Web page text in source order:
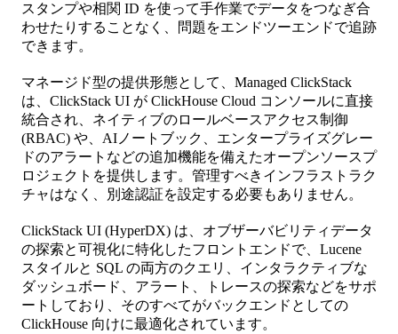
スタンプや相関 ID を使って手作業でデータをつなぎ合
わせたりすることなく、問題をエンドツーエンドで追跡
できます。
マネージド型の提供形態として、Managed ClickStack
は、ClickStack UI が ClickHouse Cloud コンソールに直接
統合され、ネイティブのロールベースアクセス制御
(RBAC) や、AIノートブック、エンタープライズグレー
ドのアラートなどの追加機能を備えたオープンソースプ
ロジェクトを提供します。管理すべきインフラストラク
チャはなく、別途認証を設定する必要もありません。
ClickStack UI (HyperDX) は、オブザーバビリティデータ
の探索と可視化に特化したフロントエンドで、Lucene
スタイルと SQL の両方のクエリ、インタラクティブな
ダッシュボード、アラート、トレースの探索などをサポ
ートしており、そのすべてがバックエンドとしての
ClickHouse 向けに最適化されています。